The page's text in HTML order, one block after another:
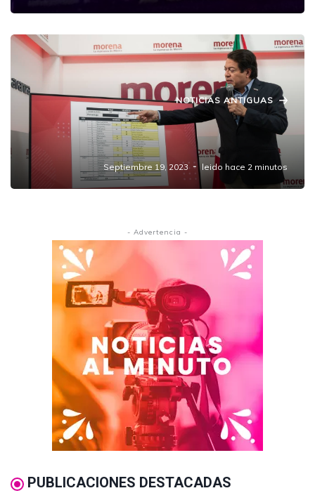
NOTICIAS ANTIGUAS
Morena define: serán 5 hombres y 4 mujeres
a las gubernaturas
Septiembre 19, 2023 leido hace 2 minutos
- Advertencia -
PUBLICACIONES DESTACADAS